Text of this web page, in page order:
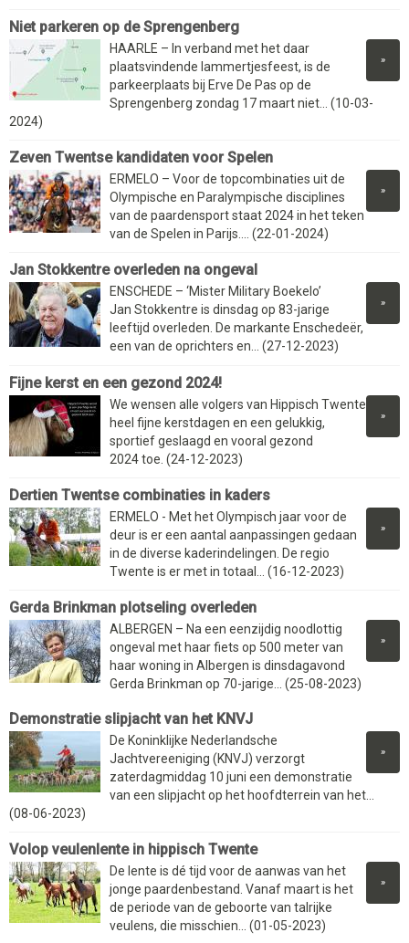
Niet parkeren op de Sprengenberg
»
HAARLE – In verband met het daar
plaatsvindende lammertjesfeest, is de
parkeerplaats bij Erve De Pas op de
Sprengenberg zondag 17 maart niet... (10-03-
2024)
Zeven Twentse kandidaten voor Spelen
»
ERMELO – Voor de topcombinaties uit de
Olympische en Paralympische disciplines
van de paardensport staat 2024 in het teken
van de Spelen in Parijs.... (22-01-2024)
Jan Stokkentre overleden na ongeval
»
ENSCHEDE – ‘Mister Military Boekelo’
Jan Stokkentre is dinsdag op 83-jarige
leeftijd overleden. De markante Enschedeër,
een van de oprichters en... (27-12-2023)
Fijne kerst en een gezond 2024!
»
We wensen alle volgers van Hippisch Twente
heel fijne kerstdagen en een gelukkig,
sportief geslaagd en vooral gezond
2024 toe. (24-12-2023)
Dertien Twentse combinaties in kaders
»
ERMELO - Met het Olympisch jaar voor de
deur is er een aantal aanpassingen gedaan
in de diverse kaderindelingen. De regio
Twente is er met in totaal... (16-12-2023)
Gerda Brinkman plotseling overleden
»
ALBERGEN – Na een eenzijdig noodlottig
ongeval met haar fiets op 500 meter van
haar woning in Albergen is dinsdagavond
Gerda Brinkman op 70-jarige... (25-08-2023)
Demonstratie slipjacht van het KNVJ
»
De Koninklijke Nederlandsche
Jachtvereeniging (KNVJ) verzorgt
zaterdagmiddag 10 juni een demonstratie
van een slipjacht op het hoofdterrein van het...
(08-06-2023)
Volop veulenlente in hippisch Twente
»
De lente is dé tijd voor de aanwas van het
jonge paardenbestand. Vanaf maart is het
de periode van de geboorte van talrijke
veulens, die misschien... (01-05-2023)